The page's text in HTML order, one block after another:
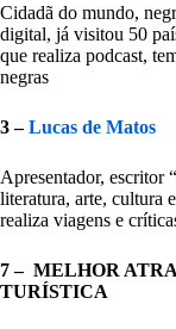
Cidadã do mundo,
digital, já visitou 50
que realiza podcast,
negras
3 –Lucas de Matos
Apresentador, escritor
literatura, arte, cultura
realiza viagens e
7 – MELHOR
TURÍSTICA